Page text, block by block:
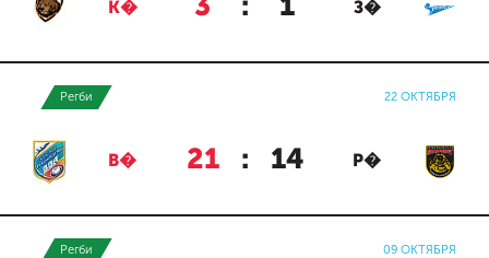
К� 3 : 1 З�
Регби 22 ОКТЯБРЯ
В� 21 : 14 Р�
Регби 09 ОКТЯБРЯ